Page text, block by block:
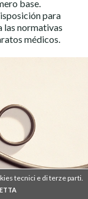
base.
para
las normativas
médicos.
tecnici e di terze parti.
tecnici e di terze parti.